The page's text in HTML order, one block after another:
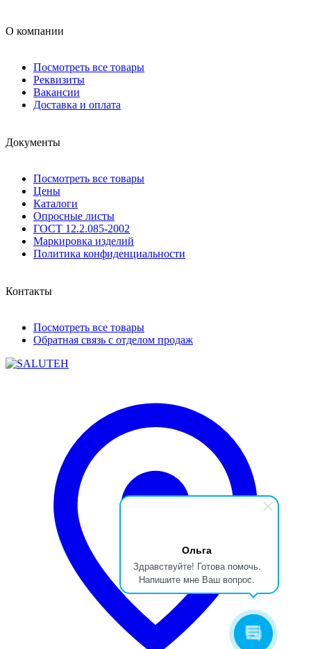
Ольга
Здравствуйте! Готова помочь.
Напишите мне Ваш вопрос.
О компании
Посмотреть все товары
Реквизиты
Вакансии
Доставка и оплата
Документы
Посмотреть все товары
Цены
Каталоги
Опросные листы
ГОСТ 12.2.085-2002
Маркировка изделий
Политика конфиденциальности
Контакты
Посмотреть все товары
Обратная связь с отделом продаж